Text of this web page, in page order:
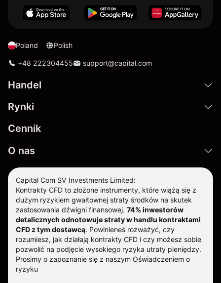
Poland Polish
+48 222304455 support@capital.com
Handel
Rynki
Cennik
O nas
Capital Com SV Investments Limited:
Kontrakty CFD to złożone instrumenty, które wiążą się z
dużym ryzykiem gwałtownej straty środków na skutek
zastosowania dźwigni finansowej. 74% inwestorów
detalicznych odnotowuje straty w handlu kontraktami
CFD z tym dostawcą. Powinieneś rozważyć, czy
rozumiesz, jak działają kontrakty CFD i czy możesz sobie
pozwolić na podjęcie wysokiego ryzyka utraty pieniędzy.
Prosimy o zapoznanie się z naszym Oświadczeniem o
ryzyku